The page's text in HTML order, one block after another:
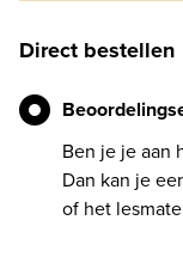
Direct bestellen
Ben je je aan
Dan kan je
of het